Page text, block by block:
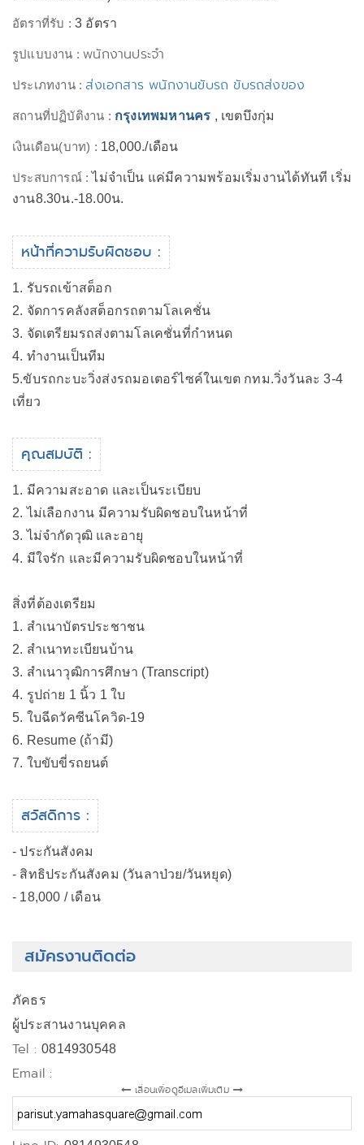
อัตราที่รับ : 3 อัตรา
รูปแบบงาน :พนักงานประจำ
ประเภทงาน :ส่งเอกสาร พนักงานขับรถ ขับรถส่งของ
สถานที่ปฏิบัติงาน : กรุงเทพมหานคร , เขตบึงกุ่ม
เงินเดือน(บาท) : 18,000./เดือน
ประสบการณ์ :ไม่จำเป็น แค่มีความพร้อมเริ่มงานได้ทันที เริ่ม
งาน8.30น.-18.00น.
หน้าที่ความรับผิดชอบ :
1. รับรถเข้าสต็อก
2. จัดการคลังสต็อกรถตามโลเคชั่น
3. จัดเตรียมรถส่งตามโลเคชั่นที่กำหนด
4. ทำงานเป็นทีม
5.ขับรถกะบะวิ่งส่งรถมอเตอร์ไซค์ในเขต กทม.วิ่งวันละ 3-4
เที่ยว
คุณสมบัติ :
1. มีความสะอาด และเป็นระเบียบ
2. ไม่เลือกงาน มีความรับผิดชอบในหน้าที่
3. ไม่จำกัดวุฒิ และอายุ
4. มีใจรัก และมีความรับผิดชอบในหน้าที่
สิ่งที่ต้องเตรียม
1. สำเนาบัตรประชาชน
2. สำเนาทะเบียนบ้าน
3. สำเนาวุฒิการศึกษา (Transcript)
4. รูปถ่าย 1 นิ้ว 1 ใบ
5. ใบฉีดวัคซีนโควิด-19
6. Resume (ถ้ามี)
7. ใบขับขี่รถยนต์
สวัสดิการ :
- ประกันสังคม
- สิทธิประกันสังคม (วันลาป่วย/วันหยุด)
- 18,000 / เดือน
สมัครงานติดต่อ
ภัคธร
ผู้ประสานงานบุคคล
Tel :0814930548
Email :
เลื่อนเพื่อดูอีเมลเพิ่มเติม